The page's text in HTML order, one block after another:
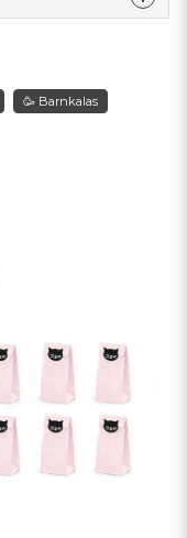
🥳 Barnkalas